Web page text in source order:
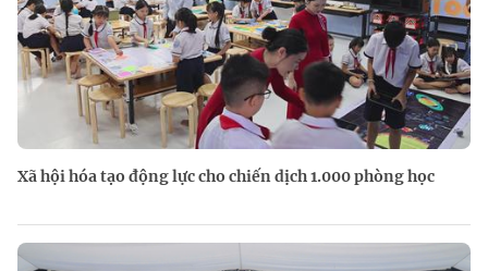
Xã hội hóa tạo động lực cho chiến dịch 1.000 phòng học